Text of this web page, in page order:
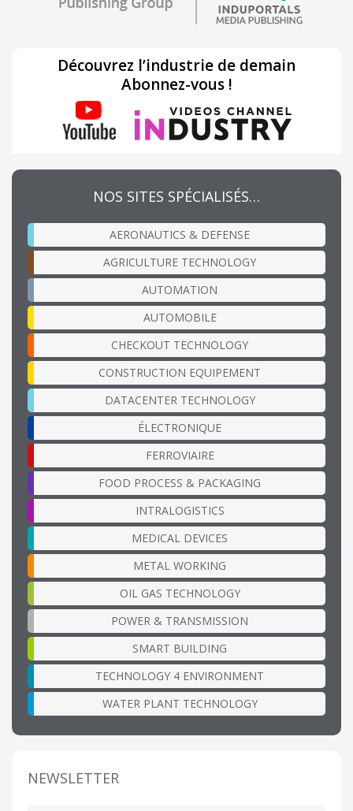
Découvrez l’industrie de demain
Abonnez-vous !
NOS SITES SPÉCIALISÉS…
AERONAUTICS & DEFENSE
AGRICULTURE TECHNOLOGY
AUTOMATION
AUTOMOBILE
CHECKOUT TECHNOLOGY
CONSTRUCTION EQUIPEMENT
DATACENTER TECHNOLOGY
ÉLECTRONIQUE
FERROVIAIRE
FOOD PROCESS & PACKAGING
INTRALOGISTICS
MEDICAL DEVICES
METAL WORKING
OIL GAS TECHNOLOGY
POWER & TRANSMISSION
SMART BUILDING
TECHNOLOGY 4 ENVIRONMENT
WATER PLANT TECHNOLOGY
NEWSLETTER